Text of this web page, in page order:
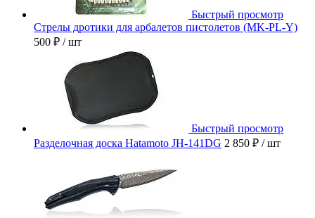
Быстрый просмотр
Стрелы дротики для арбалетов пистолетов (MK-PL-Y)
500 ₽ / шт
Быстрый просмотр
Разделочная доска Hatamoto JH-141DG 2 850 ₽ / шт